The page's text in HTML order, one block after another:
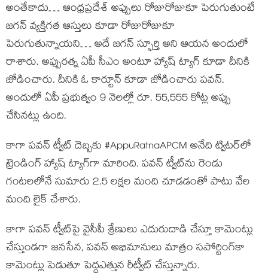
అంతేకాదు… ఆంధ్రప్రదేశ్ అప్పులు రోజురోజుకూ పెరుగుతుంటే
జగన్ వ్యక్తిగత ఆస్తులు కూడా రోజురోజుకూ
పెరుగుతున్నాయని… అదే జగన్ స్ఫూర్తి అని ఆయన అందులో
రాశారు. అప్పురత్న ఏపీ సీఎం అంటూ హ్యాష్ ట్యాగ్ కూడా దీనికి
జోడించారు. దీనికి ఓ కార్టూన్ కూడా జోడించారు పవన్.
అందులో ఏపీ ప్రభుత్వం 9 నెలల్లో రూ. 55,555 కోట్ల అప్పు
చేసినట్లు ఉంది.
కాగా పవన్ ట్వీట్ దెబ్బకు #AppuRatnaAPCM అనేది ట్విటర్‌లో
ట్రెండింగ్ హ్యాష్ ట్యాగ్‌గా మారింది. పవన్ ట్వీట్‌ను రెండు
గంటలలోనే సుమారు 2.5 లక్షల మంది చూడడంతో పాటు వేల
మంది లైక్ చేశారు.
కాగా పవన్ ట్వీట్‌పై వైసీపీ శ్రేణులు ఎదురుదాడి చేస్తూ కామెంట్లు
చేస్తుండగా జనసేన, పవన్ అభిమానులు మాత్రం సపోర్టింగ్‌కా
కామెంట్లు పెడుతూ పెద్దఎత్తున రీట్వీట్ చేస్తున్నారు.